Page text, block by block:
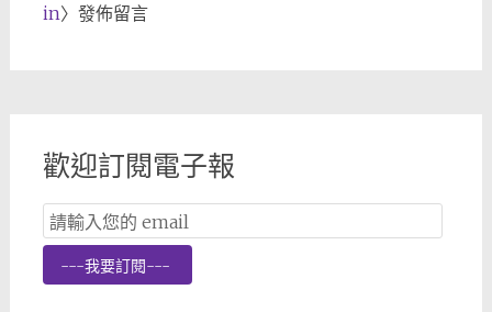
in〉發佈留言
歡迎訂閱電子報
Email
Subscription
---我要訂閱---